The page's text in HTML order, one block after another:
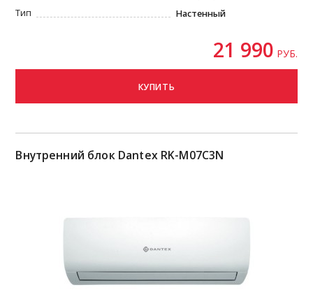
Тип
Настенный
21 990 РУБ.
КУПИТЬ
Внутренний блок Dantex RK-M07C3N